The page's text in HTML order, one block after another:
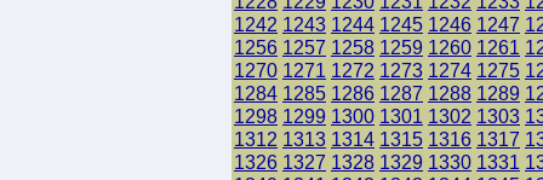
1242 1243 1244 1245 1246 1247
1256 1257 1258 1259 1260 1261
1270 1271 1272 1273 1274 1275
1284 1285 1286 1287 1288 1289
1298 1299 1300 1301 1302 1303
1312 1313 1314 1315 1316 1317
1326 1327 1328 1329 1330 1331